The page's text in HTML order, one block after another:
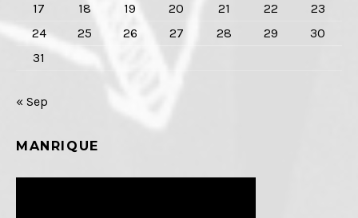
17
18 19 20 21 22
23
24
25 26 27 28 29
30
31
« Sep
MANRIQUE